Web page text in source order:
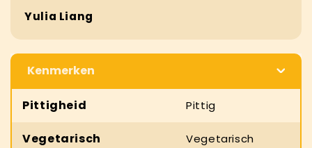
Yulia Liang
Kenmerken
Pittigheid Pittig
Vegetarisch Vegetarisch